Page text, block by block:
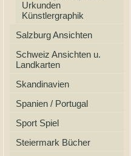
Urkunden
Künstlergraphik
Salzburg Ansichten
Schweiz Ansichten u.
Landkarten
Skandinavien
Spanien / Portugal
Sport Spiel
Steiermark Bücher